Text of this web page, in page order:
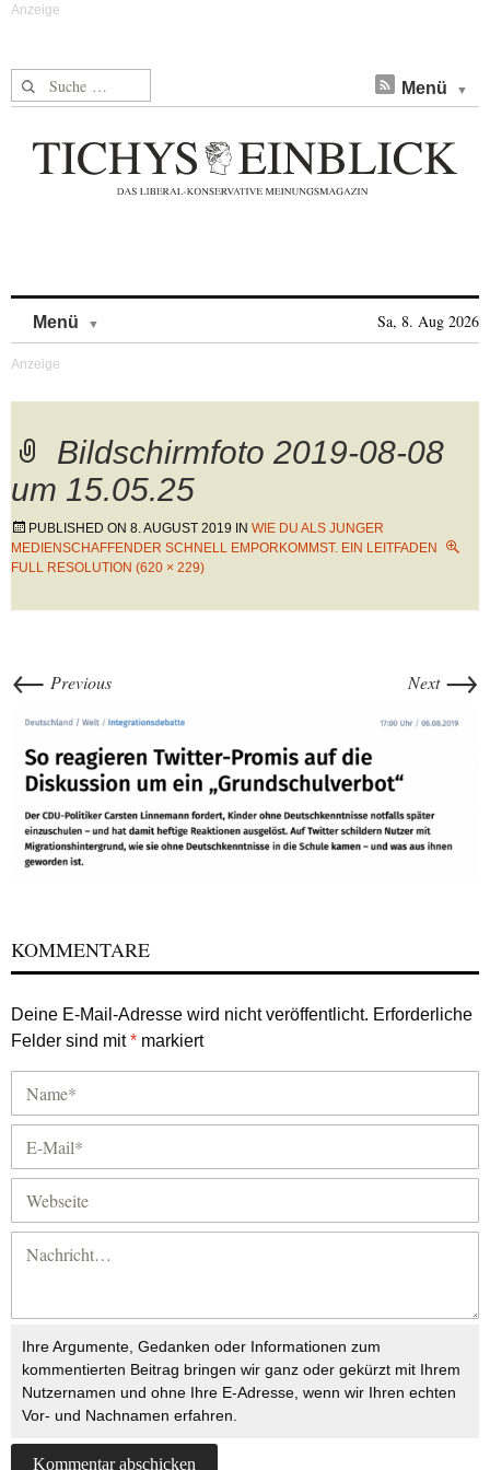
Suche nach: Menü
Menü Sa, 8. Aug 2026
Bildschirmfoto 2019-08-08
um 15.05.25
PUBLISHED ON 8. AUGUST 2019 IN WIE DU ALS JUNGER
MEDIENSCHAFFENDER SCHNELL EMPORKOMMST. EIN LEITFADEN
FULL RESOLUTION (620 × 229)
← Previous Next →
KOMMENTARE
Deine E-Mail-Adresse wird nicht veröffentlicht. Erforderliche
Felder sind mit* markiert
Ihre Argumente, Gedanken oder Informationen zum
kommentierten Beitrag bringen wir ganz oder gekürzt mit Ihrem
Nutzernamen und ohne Ihre E-Adresse, wenn wir Ihren echten
Vor- und Nachnamen erfahren.